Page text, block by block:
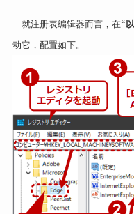
就注册表编辑器而言，在“
动它，配置如下。